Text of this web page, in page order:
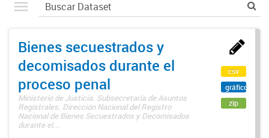
Bienes secuestrados y
decomisados durante el
proceso penal
Ministerio de Justicia. Subsecretaría de Asuntos
Registrales. Dirección Nacional del Registro
Nacional de Bienes Secuestrados y Decomisados
durante el...
csv
gráfico
zip